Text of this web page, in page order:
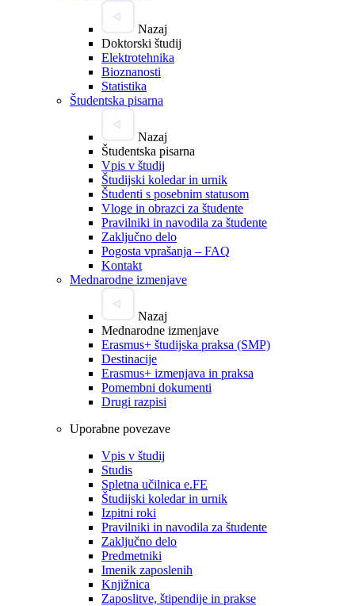
Nazaj
Doktorski študij
Elektrotehnika
Bioznanosti
Statistika
Študentska pisarna
Nazaj
Študentska pisarna
Vpis v študij
Študijski koledar in urnik
Študenti s posebnim statusom
Vloge in obrazci za študente
Pravilniki in navodila za študente
Zaključno delo
Pogosta vprašanja – FAQ
Kontakt
Mednarodne izmenjave
Nazaj
Mednarodne izmenjave
Erasmus+ študijska praksa (SMP)
Destinacije
Erasmus+ izmenjava in praksa
Pomembni dokumenti
Drugi razpisi
Uporabne povezave
Vpis v študij
Studis
Spletna učilnica e.FE
Študijski koledar in urnik
Izpitni roki
Pravilniki in navodila za študente
Zaključno delo
Predmetniki
Imenik zaposlenih
Knjižnica
Zaposlitve, štipendije in prakse